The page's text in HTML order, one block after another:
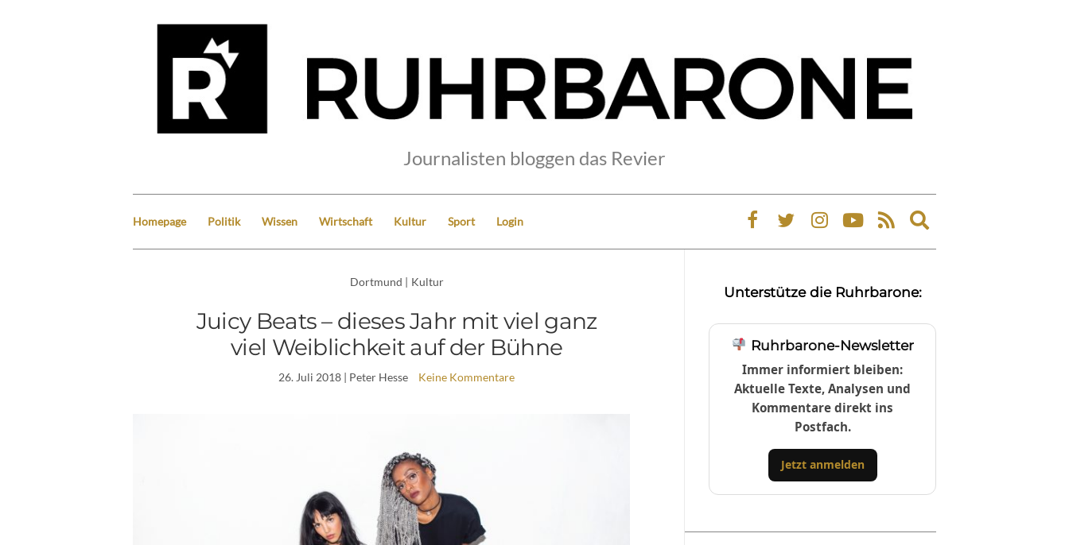
Journalisten bloggen das Revier
Homepage Politik Wissen Wirtschaft Kultur Sport Login
Expand
search
Dortmund | Kultur
Juicy Beats – dieses Jahr mit viel ganz
viel Weiblichkeit auf der Bühne
26. Juli 2018 | Peter Hesse Keine Kommentare
Unterstütze die Ruhrbarone:
Ruhrbarone-Newsletter
Immer informiert bleiben:
Aktuelle Texte, Analysen und
Kommentare direkt ins
Postfach.
Jetzt anmelden